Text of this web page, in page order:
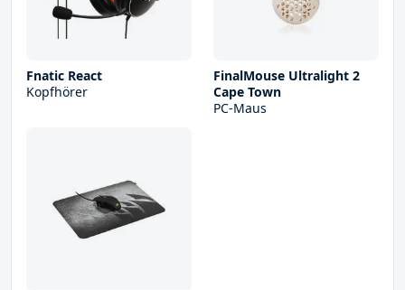
Fnatic React
Kopfhörer
FinalMouse Ultralight 2
Cape Town
PC-Maus